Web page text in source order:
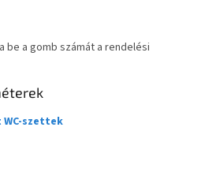
be a gomb számát a rendelési
szettek